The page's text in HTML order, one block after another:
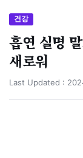
건강
흡연 실명
새로워
Last Updated :